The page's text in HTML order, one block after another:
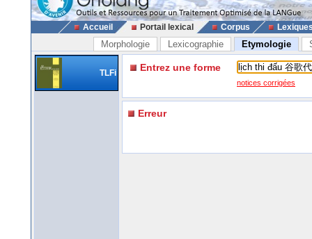
Accueil Portail lexical Corpus
Morphologie Lexicographie Etymologie
TLFi Entrez une forme
notices corrigées
Erreur